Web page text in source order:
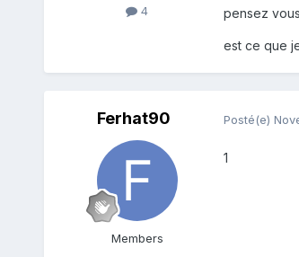
4 pensez
est ce que
Ferhat90
Members
Posté(e)
1